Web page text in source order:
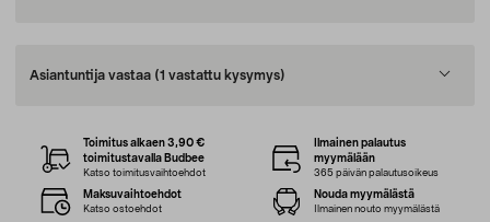
Asiantuntija vastaa (1 vastattu kysymys)
Toimitus alkaen 3,90 €
toimitustavalla Budbee
Katso toimitusvaihtoehdot
Ilmainen palautus
myymälään
365 päivän palautusoikeus
Maksuvaihtoehdot
Katso ostoehdot
Nouda myymälästä
Ilmainen nouto myymälästä